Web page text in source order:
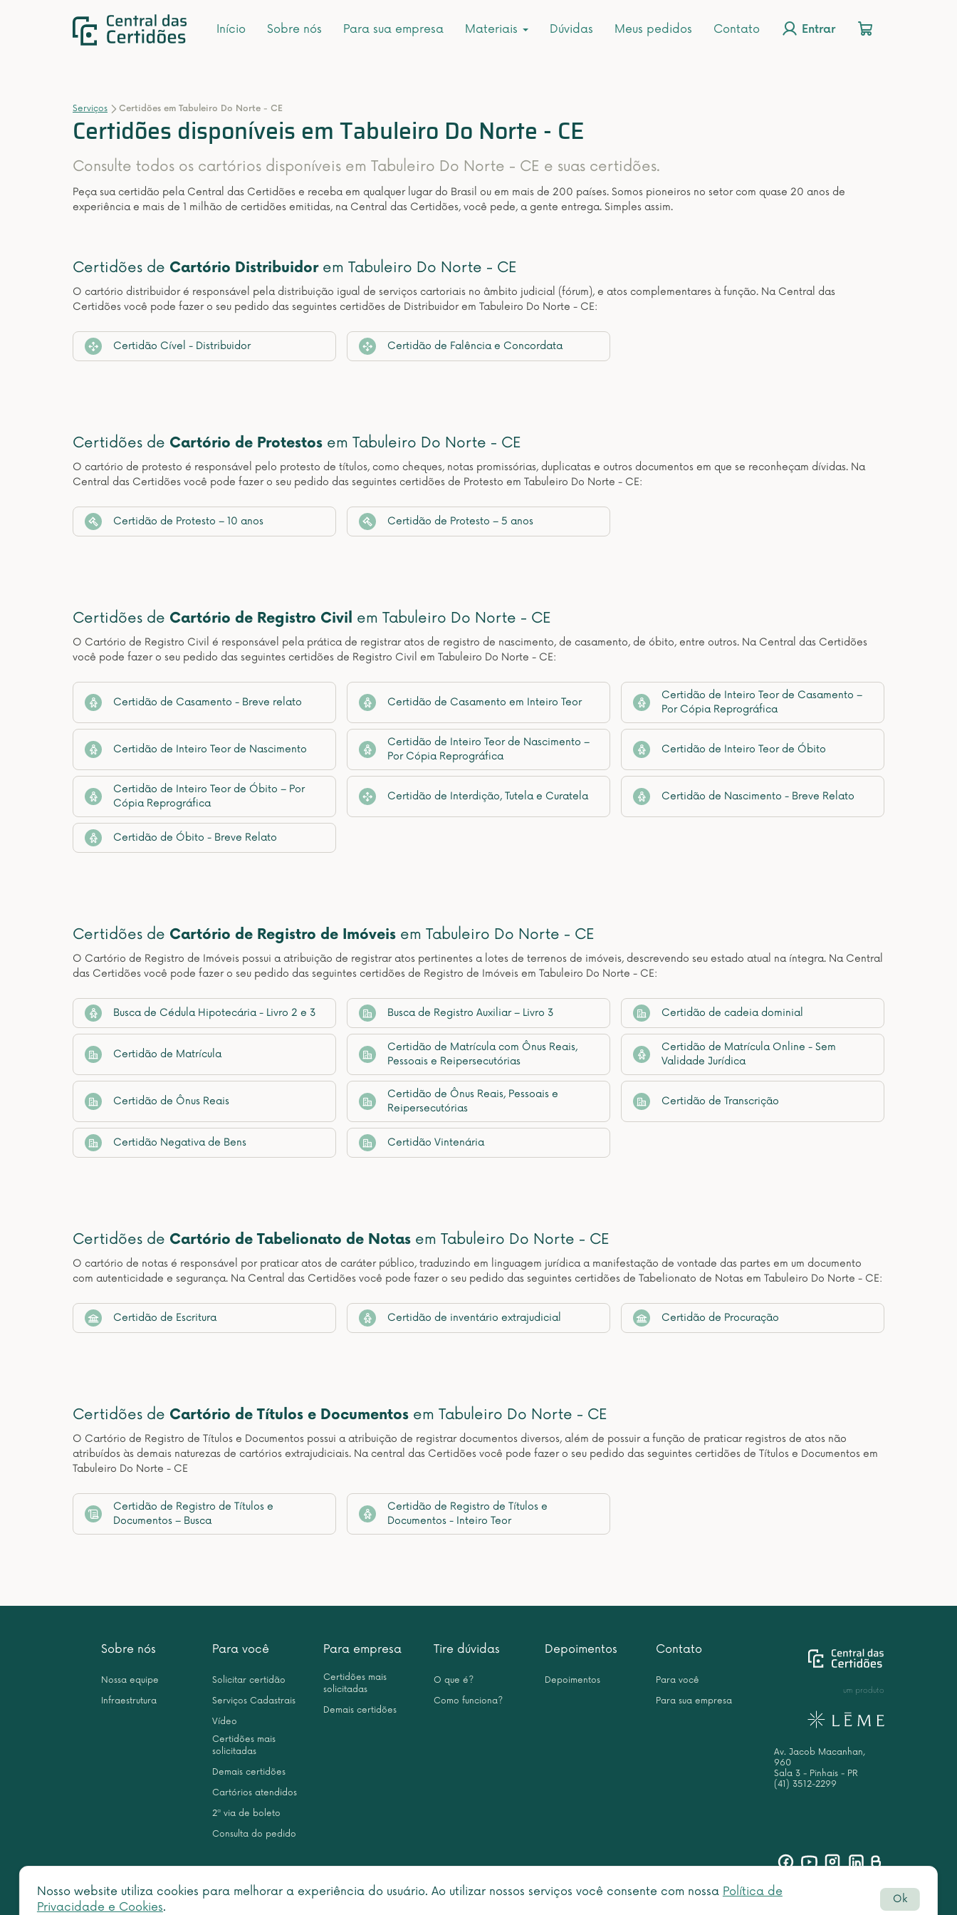
Início Sobre nós Para sua empresa Materiais Dúvidas Meus pedidos Contato Entrar
Serviços Certidões em Tabuleiro Do Norte - CE
Certidões disponíveis em Tabuleiro Do Norte - CE
Consulte todos os cartórios disponíveis em Tabuleiro Do Norte - CE e suas certidões.
Peça sua certidão pela Central das Certidões e receba em qualquer lugar do Brasil ou em mais de 200 países. Somos pioneiros no setor com quase 20 anos de
experiência e mais de 1 milhão de certidões emitidas, na Central das Certidões, você pede, a gente entrega. Simples assim.
Certidões de Cartório Distribuidorem Tabuleiro Do Norte - CE
O cartório distribuidor é responsável pela distribuição igual de serviços cartoriais no âmbito judicial (fórum), e atos complementares à função. Na Central das
Certidões você pode fazer o seu pedido das seguintes certidões de Distribuidor em Tabuleiro Do Norte - CE:
Certidão Cível - Distribuidor Certidão de Falência e Concordata
Certidões de Cartório de Protestos em Tabuleiro Do Norte - CE
O cartório de protesto é responsável pelo protesto de títulos, como cheques, notas promissórias, duplicatas e outros documentos em que se reconheçam dívidas. Na
Central das Certidões você pode fazer o seu pedido das seguintes certidões de Protesto em Tabuleiro Do Norte - CE:
Certidão de Protesto – 10 anos Certidão de Protesto – 5 anos
Certidões de Cartório de Registro Civil em Tabuleiro Do Norte - CE
O Cartório de Registro Civil é responsável pela prática de registrar atos de registro de nascimento, de casamento, de óbito, entre outros. Na Central das Certidões
você pode fazer o seu pedido das seguintes certidões de Registro Civil em Tabuleiro Do Norte - CE:
Certidão de Casamento - Breve relato Certidão de Casamento em Inteiro Teor
Certidão de Inteiro Teor de Casamento –
Por Cópia Reprográfica
Certidão de Inteiro Teor de Nascimento
Certidão de Inteiro Teor de Nascimento –
Por Cópia Reprográfica
Certidão de Inteiro Teor de Óbito
Certidão de Inteiro Teor de Óbito – Por
Cópia Reprográfica
Certidão de Interdição, Tutela e Curatela Certidão de Nascimento - Breve Relato
Certidão de Óbito - Breve Relato
Certidões de Cartório de Registro de Imóveis em Tabuleiro Do Norte - CE
O Cartório de Registro de Imóveis possui a atribuição de registrar atos pertinentes a lotes de terrenos de imóveis, descrevendo seu estado atual na íntegra. Na Central
das Certidões você pode fazer o seu pedido das seguintes certidões de Registro de Imóveis em Tabuleiro Do Norte - CE:
Busca de Cédula Hipotecária - Livro 2 e 3 Busca de Registro Auxiliar – Livro 3 Certidão de cadeia dominial
Certidão de Matrícula
Certidão de Matrícula com Ônus Reais,
Pessoais e Reipersecutórias
Certidão de Matrícula Online - Sem
Validade Jurídica
Certidão de Ônus Reais
Certidão de Ônus Reais, Pessoais e
Reipersecutórias
Certidão de Transcrição
Certidão Negativa de Bens Certidão Vintenária
Certidões de Cartório de Tabelionato de Notas em Tabuleiro Do Norte - CE
O cartório de notas é responsável por praticar atos de caráter público, traduzindo em linguagem jurídica a manifestação de vontade das partes em um documento
com autenticidade e segurança. Na Central das Certidões você pode fazer o seu pedido das seguintes certidões de Tabelionato de Notas em Tabuleiro Do Norte - CE:
Certidão de Escritura Certidão de inventário extrajudicial Certidão de Procuração
Certidões de Cartório de Títulos e Documentos em Tabuleiro Do Norte - CE
O Cartório de Registro de Títulos e Documentos possui a atribuição de registrar documentos diversos, além de possuir a função de praticar registros de atos não
atribuídos às demais naturezas de cartórios extrajudiciais. Na central das Certidões você pode fazer o seu pedido das seguintes certidões de Títulos e Documentos em
Tabuleiro Do Norte - CE
Certidão de Registro de Títulos e
Documentos – Busca
Certidão de Registro de Títulos e
Documentos - Inteiro Teor
Nosso website utiliza cookies para melhorar a experiência do usuário. Ao utilizar nossos serviços você consente com nossa Política de
Privacidade e Cookies.
Ok
Sobre nós
Nossa equipe
Infraestrutura
Para você
Solicitar certidão
Serviços Cadastrais
Vídeo
Certidões mais
solicitadas
Demais certidões
Cartórios atendidos
2ª via de boleto
Consulta do pedido
Para empresa
Certidões mais
solicitadas
Demais certidões
Tire dúvidas
O que é?
Como funciona?
Depoimentos
Depoimentos
Contato
Para você
Para sua empresa
um produto
Av. Jacob Macanhan,
960
Sala 3 - Pinhais - PR
(41) 3512-2299
Botão